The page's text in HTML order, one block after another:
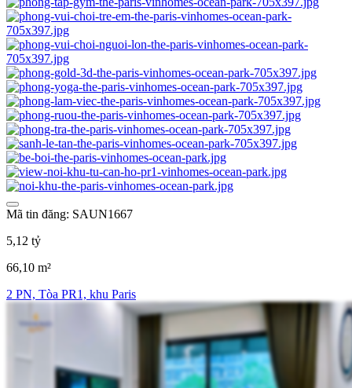
Mã tin đăng: SAUN1667
5,12 tỷ
66,10 m²
2 PN, Tòa PR1, khu Paris